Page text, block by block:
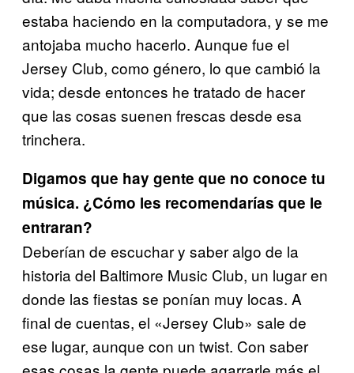
estaba haciendo en la computadora, y se me
antojaba mucho hacerlo. Aunque fue el
Jersey Club, como género, lo que cambió la
vida; desde entonces he tratado de hacer
que las cosas suenen frescas desde esa
trinchera.
Digamos que hay gente que no conoce tu
música. ¿Cómo les recomendarías que le
entraran?
Deberían de escuchar y saber algo de la
historia del Baltimore Music Club, un lugar en
donde las fiestas se ponían muy locas. A
final de cuentas, el «Jersey Club» sale de
ese lugar, aunque con un twist. Con saber